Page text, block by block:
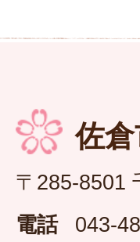
佐
〒285-8501
電話
043-